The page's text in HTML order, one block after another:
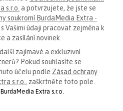
s.r.o. a potvrzujete, že jste se
soukromí BurdaMedia Extra -
Vašimi údaji pracovat zejména k
a zasílání novinek.
zajímavé a exkluzivní
Pokud souhlasíte se
účelu podle Zásad ochrany
s.r.o., zaškrtněte toto pole.
Extra s.r.o.